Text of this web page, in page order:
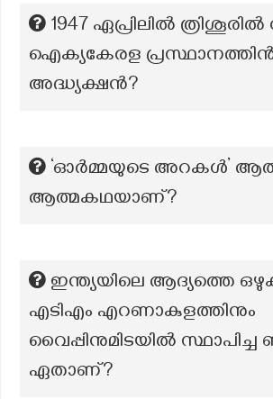
1947 ഏപ്രിലിൽ
ഐക്യകേരള
അദ്ധ്യക്ഷൻ?
‘ഓർമ്മയുടെ അറകൾ’
ആത്മകഥയാണ്?
ഇന്ത്യയിലെ ആദ്യത്തെ
എടിഎം എറണാകുളത്തിനും
വൈപ്പിനുമിടയിൽ സ്ഥാപിച്ച
ഏതാണ്?